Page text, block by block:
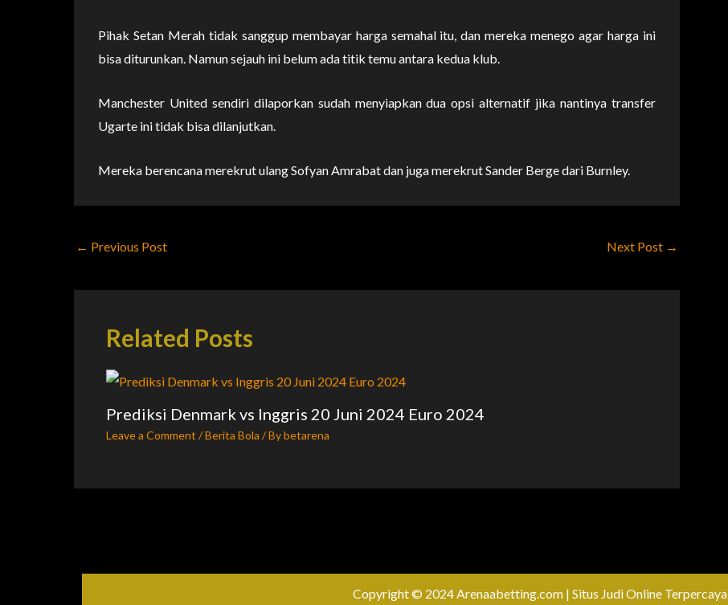
Pihak Setan Merah tidak sanggup membayar harga semahal itu, dan mereka menego agar harga ini
bisa diturunkan. Namun sejauh ini belum ada titik temu antara kedua klub.
Manchester United sendiri dilaporkan sudah menyiapkan dua opsi alternatif jika nantinya transfer
Ugarte ini tidak bisa dilanjutkan.
Mereka berencana merekrut ulang Sofyan Amrabat dan juga merekrut Sander Berge dari Burnley.
← Previous Post Next Post →
Related Posts
Prediksi Denmark vs Inggris 20 Juni 2024 Euro 2024
Leave a Comment /Berita Bola / Bybetarena
Copyright © 2024 Arenaabetting.com | Situs Judi Online Terpercaya